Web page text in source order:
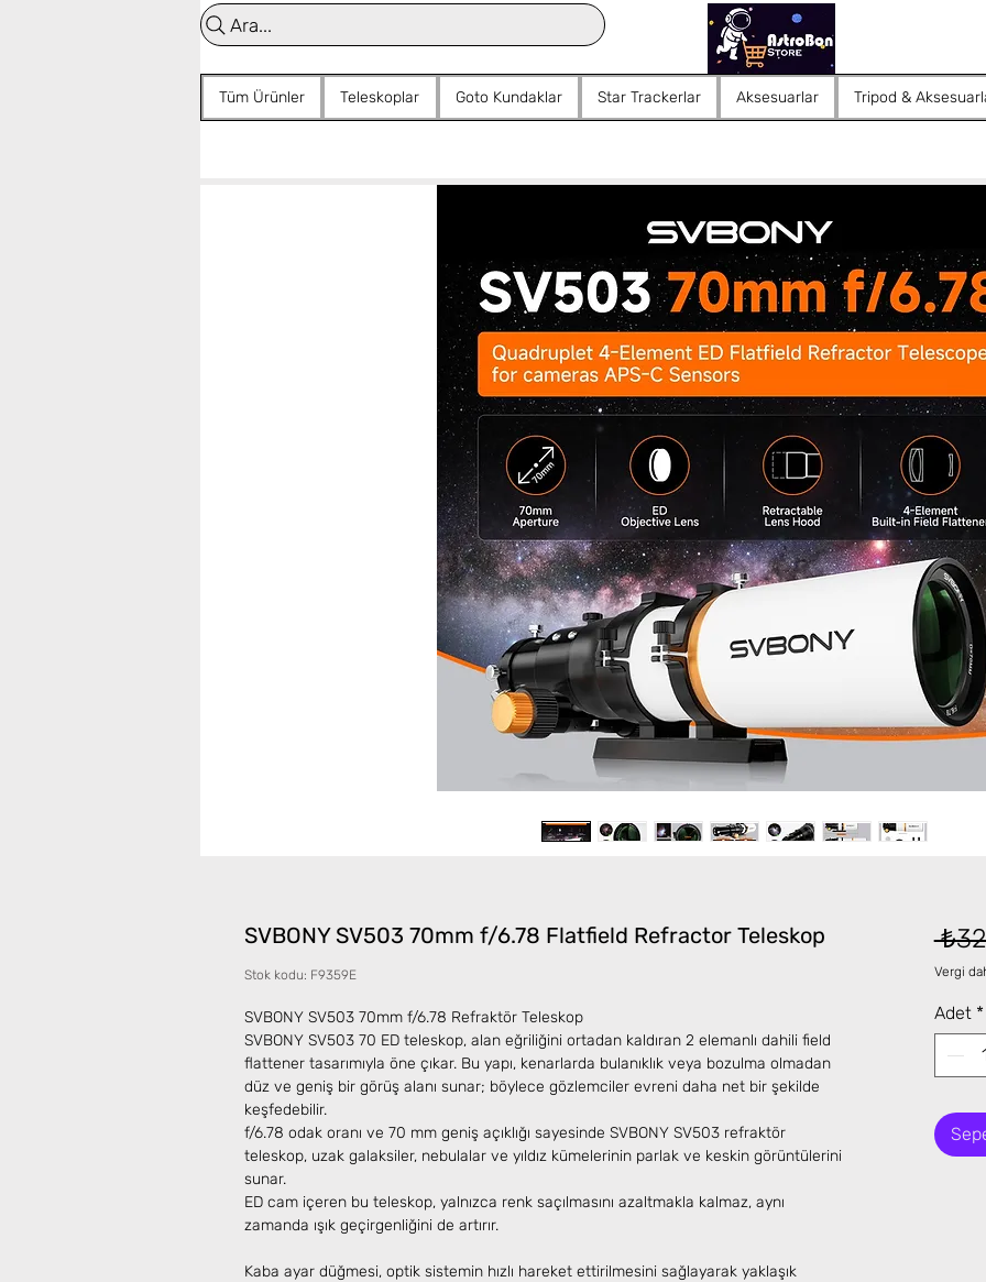
Ara...
Tüm Ürünler Teleskoplar Goto Kundaklar Star Trackerlar Aksesuarlar Tripod &
SVBONY SV503 70mm f/6.78 Flatfield Refractor Teleskop
Stok kodu: F9359E
SVBONY SV503 70mm f/6.78 Refraktör Teleskop
SVBONY SV503 70 ED teleskop, alan eğriliğini ortadan kaldıran 2 elemanlı dahili field
flattener tasarımıyla öne çıkar. Bu yapı, kenarlarda bulanıklık veya bozulma olmadan
düz ve geniş bir görüş alanı sunar; böylece gözlemciler evreni daha net bir şekilde
keşfedebilir.
f/6.78 odak oranı ve 70 mm geniş açıklığı sayesinde SVBONY SV503 refraktör
teleskop, uzak galaksiler, nebulalar ve yıldız kümelerinin parlak ve keskin görüntülerini
sunar.
ED cam içeren bu teleskop, yalnızca renk saçılmasını azaltmakla kalmaz, aynı
zamanda ışık geçirgenliğini de artırır.
Kaba ayar düğmesi, optik sistemin hızlı hareket ettirilmesini sağlayarak yaklaşık
Vergi
Adet *